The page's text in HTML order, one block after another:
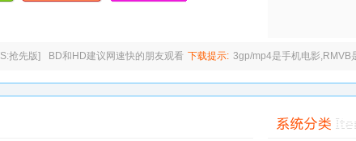
抢先版] BD和HD建议网速快的朋友观看 下载提示: 3gp/mp4是手机电影,RMVB